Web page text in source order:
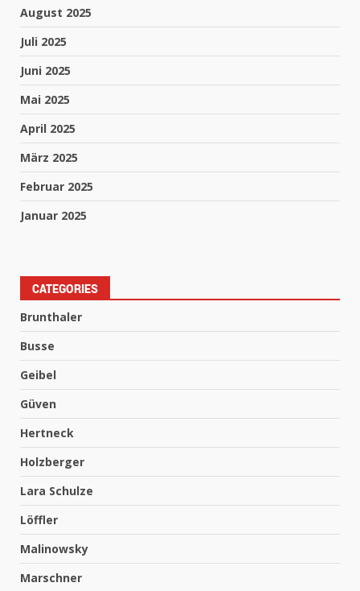
August 2025
Juli 2025
Juni 2025
Mai 2025
April 2025
März 2025
Februar 2025
Januar 2025
CATEGORIES
Brunthaler
Busse
Geibel
Güven
Hertneck
Holzberger
Lara Schulze
Löffler
Malinowsky
Marschner